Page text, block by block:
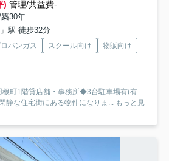
) 管理/共益費-
30年
駅 徒歩32分
パンガス スクール向け
物販向け
町1階貸店舗・事務所◆3台駐車場有(有
静な住宅街にある物件になりま...
もっと見